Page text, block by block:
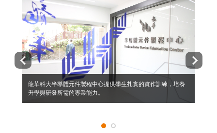
龍華科大半導體元件製程中心提供學生扎實的實作訓練，培養
升學與研發所需的專業能力。